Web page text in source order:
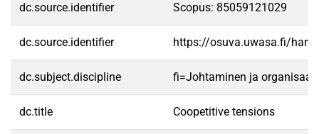
dc.source.identifier Scopus: 85059121029
dc.source.identifier https://osuva.uwasa.fi/
dc.subject.discipline fi=Johtaminen ja
dc.title Coopetitive tensions